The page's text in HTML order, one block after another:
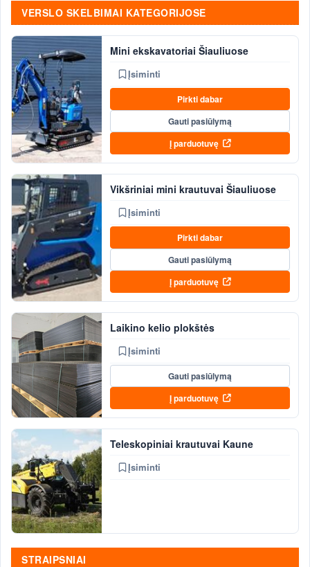
VERSLO SKELBIMAI KATEGORIJOSE
Mini ekskavatoriai Šiauliuose
Įsiminti
Pirkti dabar
Gauti pasiūlymą
Į parduotuvę
Vikšriniai mini krautuvai Šiauliuose
Įsiminti
Pirkti dabar
Gauti pasiūlymą
Į parduotuvę
Laikino kelio plokštės
Įsiminti
Gauti pasiūlymą
Į parduotuvę
Teleskopiniai krautuvai Kaune
Įsiminti
STRAIPSNIAI